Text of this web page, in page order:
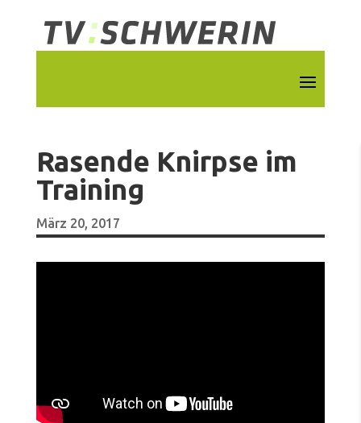
Rasende Knirpse im
Training
März 20, 2017